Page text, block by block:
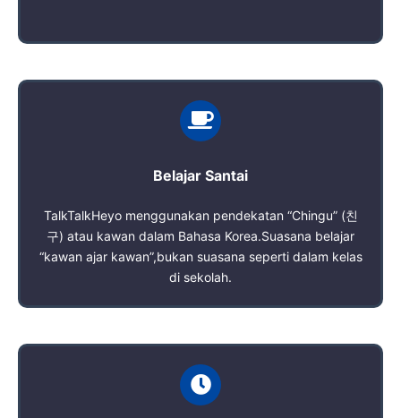
Belajar Santai
TalkTalkHeyo menggunakan pendekatan “Chingu” (친
구) atau kawan dalam Bahasa Korea.Suasana belajar
“kawan ajar kawan”,bukan suasana seperti dalam kelas
di sekolah.